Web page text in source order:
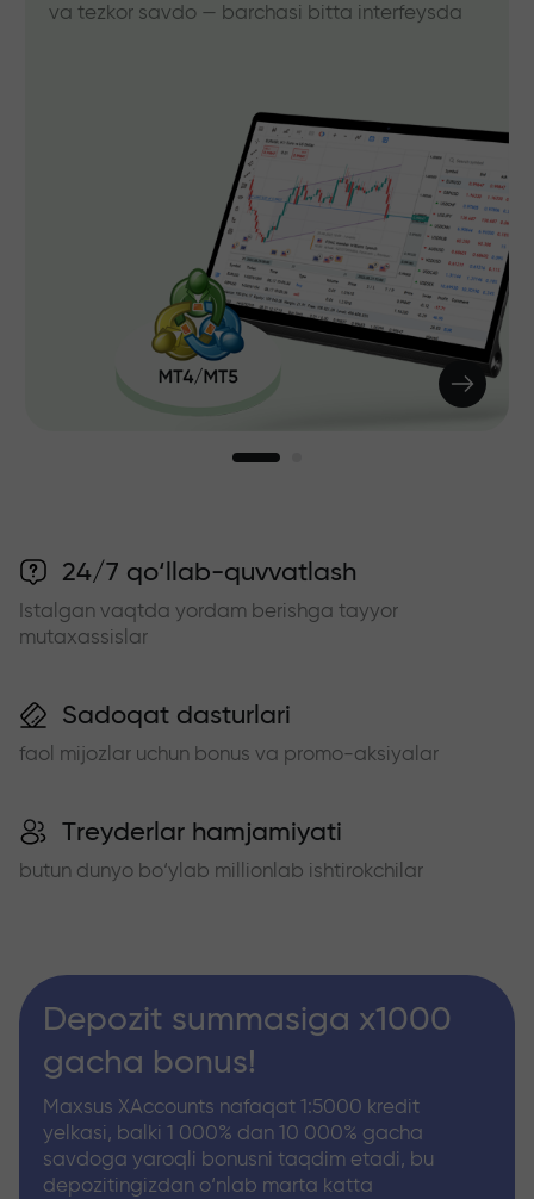
va tezkor savdo — barchasi bitta interfeysda
24/7 qo‘llab-quvvatlash
Istalgan vaqtda yordam berishga tayyor
mutaxassislar
Sadoqat dasturlari
faol mijozlar uchun bonus va promo-aksiyalar
Treyderlar hamjamiyati
butun dunyo bo‘ylab millionlab ishtirokchilar
Depozit summasiga x1000
gacha bonus!
Maxsus XAccounts nafaqat 1:5000 kredit
yelkasi, balki 1 000% dan 10 000% gacha
savdoga yaroqli bonusni taqdim etadi, bu
depozitingizdan o‘nlab marta katta